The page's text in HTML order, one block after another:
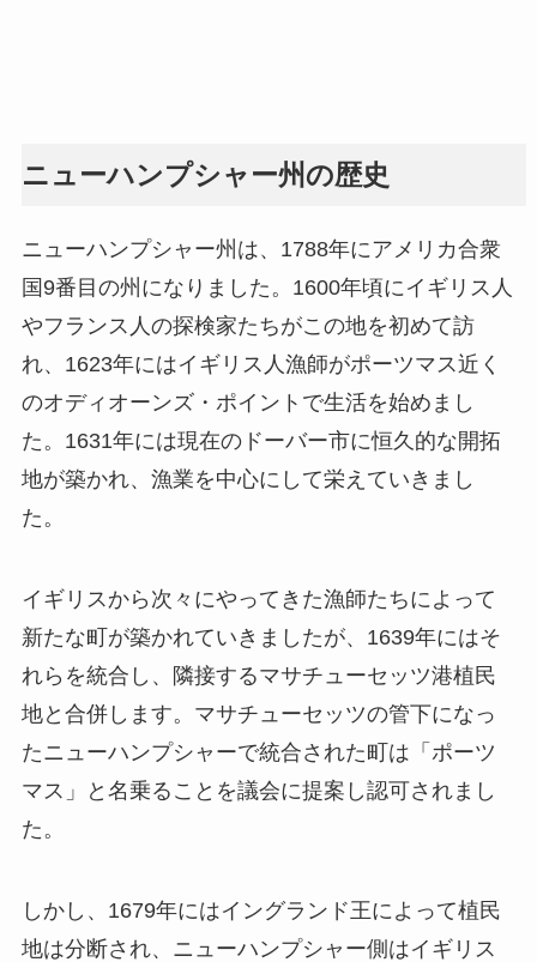
ニューハンプシャー州の歴史
ニューハンプシャー州は、1788年にアメリカ合衆
国9番目の州になりました。1600年頃にイギリス人
やフランス人の探検家たちがこの地を初めて訪
れ、1623年にはイギリス人漁師がポーツマス近く
のオディオーンズ・ポイントで生活を始めまし
た。1631年には現在のドーバー市に恒久的な開拓
地が築かれ、漁業を中心にして栄えていきまし
た。
イギリスから次々にやってきた漁師たちによって
新たな町が築かれていきましたが、1639年にはそ
れらを統合し、隣接するマサチューセッツ港植民
地と合併します。マサチューセッツの管下になっ
たニューハンプシャーで統合された町は「ポーツ
マス」と名乗ることを議会に提案し認可されまし
た。
しかし、1679年にはイングランド王によって植民
地は分断され、ニューハンプシャー側はイギリス